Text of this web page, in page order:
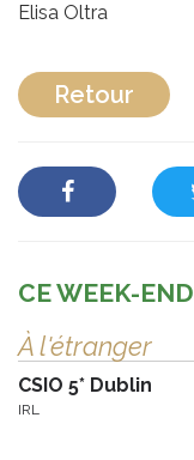
Elisa Oltra
Retour
CE WEEK-END
À l'étranger
CSIO 5* Dublin
IRL